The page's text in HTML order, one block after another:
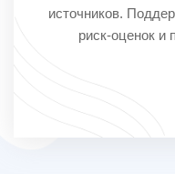
источников.
риск-оценок и